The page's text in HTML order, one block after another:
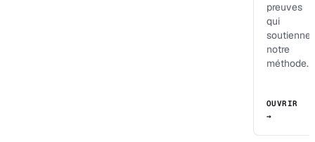
preuves
qui
notre
méthode.
OUVRIR
→